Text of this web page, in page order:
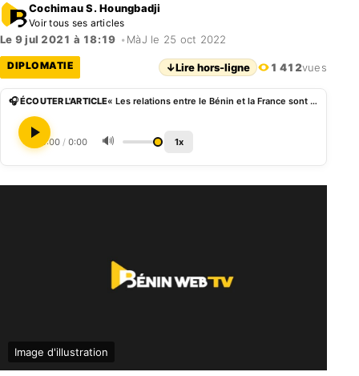
Cochimau S. Houngbadji
Voir tous ses articles
Le 9 jul 2021 à 18:19 • MàJ le 25 oct 2022
DIPLOMATIE ↓Lire hors-ligne 1 412vues
🎧 ÉCOUTER L'ARTICLE « Les relations entre le Bénin et la France sont au beau fixe », Wilfried Léandre Houngbédji
0:00 / 0:00 🔊 1x
Image d'illustration